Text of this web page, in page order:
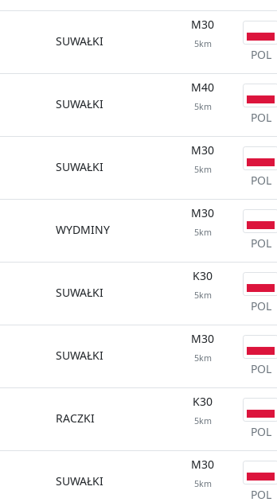
SUWAŁKI
M30
5km
POL
SUWAŁKI
M40
5km
POL
SUWAŁKI
M30
5km
POL
WYDMINY
M30
5km
POL
SUWAŁKI
K30
5km
POL
SUWAŁKI
M30
5km
POL
RACZKI
K30
5km
POL
SUWAŁKI
M30
5km
POL